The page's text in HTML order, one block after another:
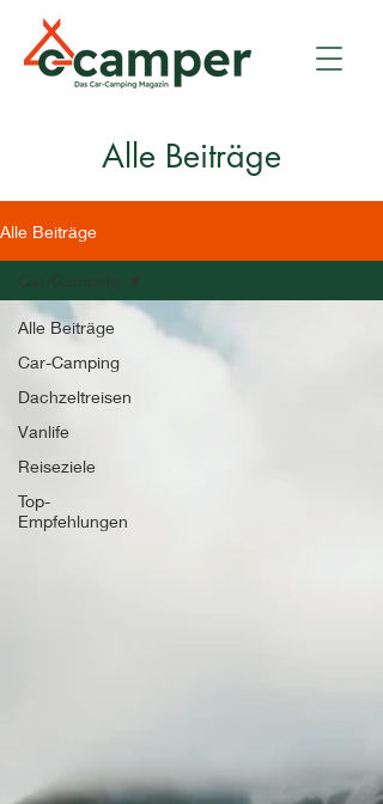
Alle Beiträge
Alle Beiträge
Alle Beiträge
Car-Camping
Dachzeltreisen
Vanlife
Reiseziele
Top-
Empfehlungen
Car-Camping